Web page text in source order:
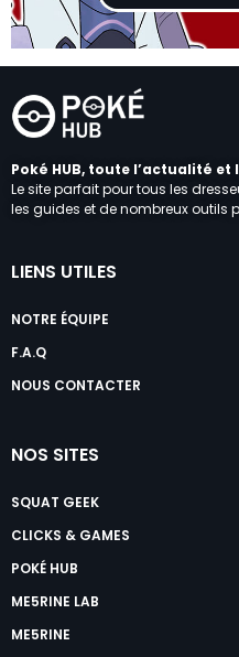
Poké HUB, toute l’actualité et
Le site parfait pour tous les
les guides et de nombreux outils
LIENS UTILES
NOTRE ÉQUIPE
F.A.Q
NOUS CONTACTER
NOS SITES
SQUAT GEEK
CLICKS & GAMES
POKÉ HUB
ME5RINE LAB
ME5RINE